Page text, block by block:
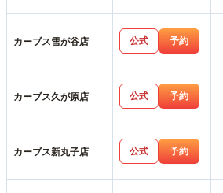
カーブス雪が谷店 公式 予約
カーブス久が原店 公式 予約
カーブス新丸子店 公式 予約